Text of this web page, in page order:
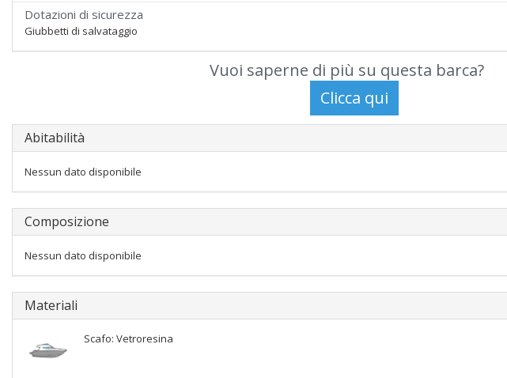
Dotazioni di sicurezza
Giubbetti di salvataggio
Vuoi saperne di più su questa barca?
Abitabilità
Nessun dato disponibile
Composizione
Nessun dato disponibile
Materiali
Scafo: Vetroresina